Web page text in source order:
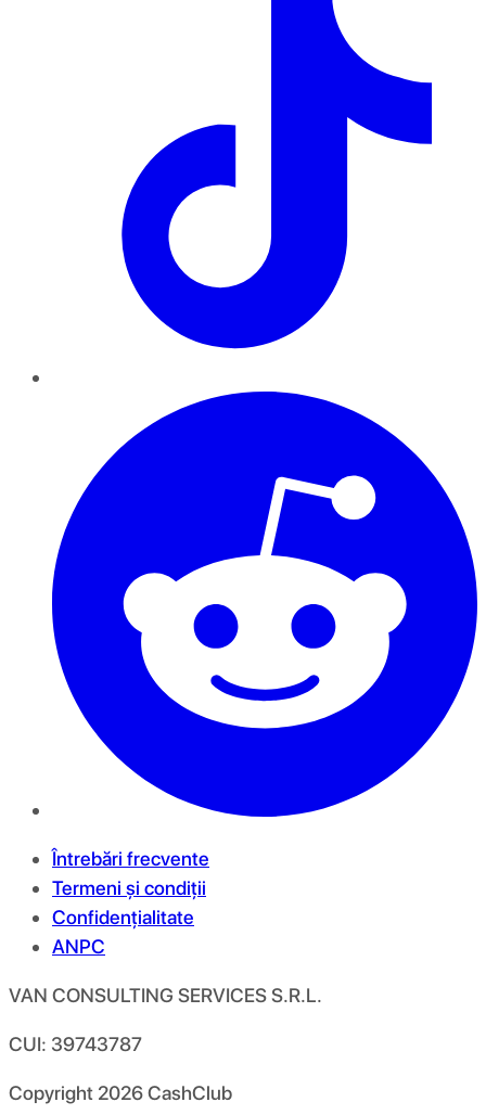
Întrebări frecvente
Termeni și condiții
Confidențialitate
ANPC
VAN CONSULTING SERVICES S.R.L.
CUI: 39743787
Copyright 2026CashClub